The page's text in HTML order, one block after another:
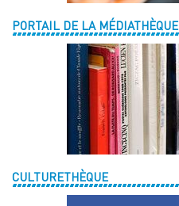
PORTAIL DE LA MÉDIATHÈQUE
CULTURETHÈQUE